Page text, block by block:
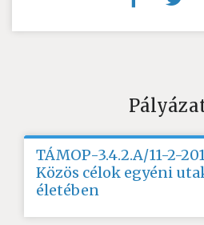
TÁMOP-3.4.2.A/11-2-
Közös célok egyéni
életében